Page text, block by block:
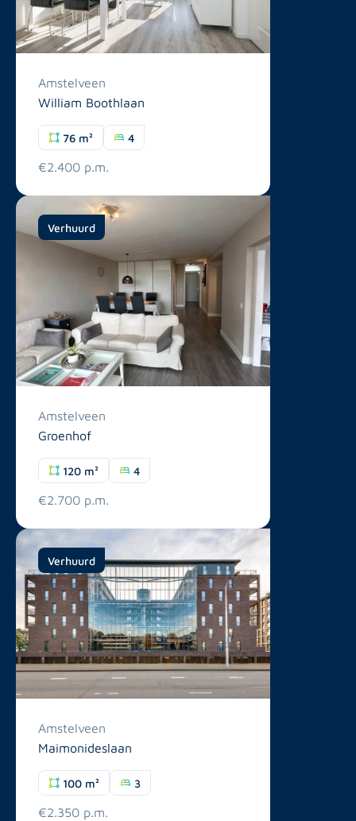
Amstelveen
William Boothlaan
76 m² 4
€2.400 p.m.
Verhuurd
Amstelveen
Groenhof
120 m² 4
€2.700 p.m.
Verhuurd
Amstelveen
Maimonideslaan
100 m² 3
€2.350 p.m.